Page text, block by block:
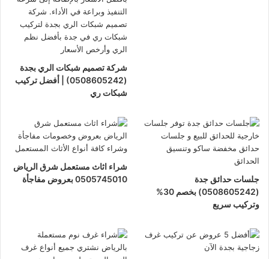
شركة تصميم شبكات الري بجدة
(0508605242) | أفضل تركيب
شبكات ري
جلسات حدائق جدة
(0508605242) بخصم 30%
وتركيب سريع
شراء اثاث مستعمل شرق الرياض
0505745010 بعروض مفاجأة